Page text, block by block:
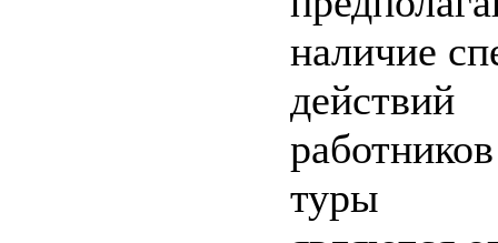
наличие
действий
туры